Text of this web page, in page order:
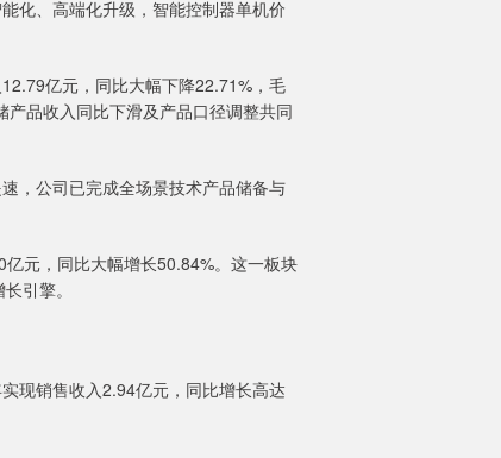
化、高端化升级，智能控制器单机价
亿元，同比大幅下降22.71%，毛
品收入同比下滑及产品口径调整共同
，公司已完成全场景技术产品储备与
元，同比大幅增长50.84%。这一板块
引擎。
现销售收入2.94亿元，同比增长高达